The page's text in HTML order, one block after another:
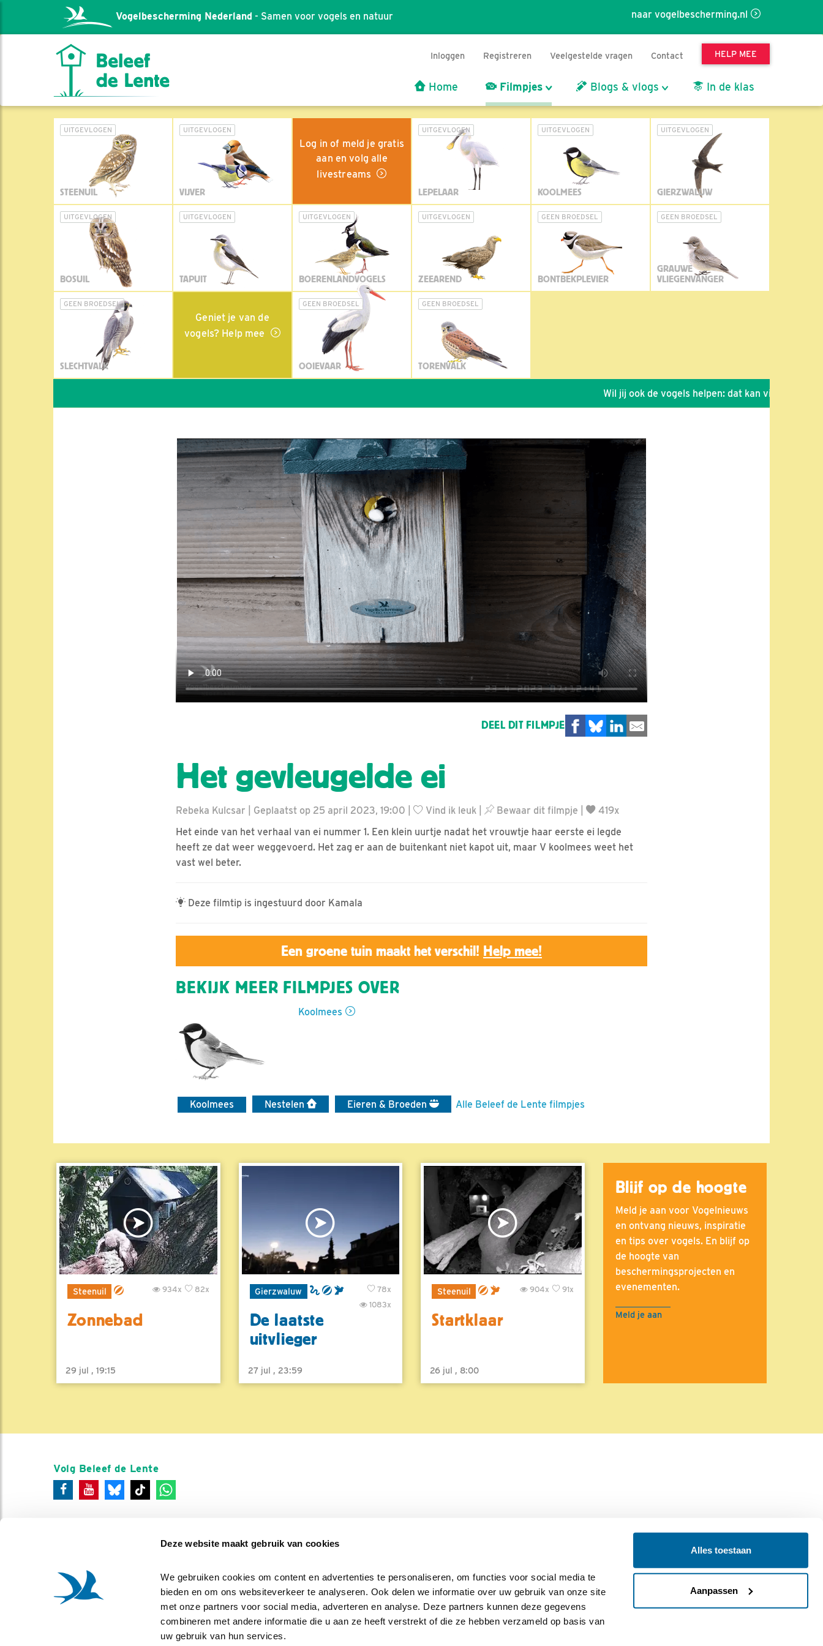
Deze website maakt gebruik van cookies
We gebruiken cookies om content en advertenties te personaliseren, om functies voor social media te
bieden en om ons websiteverkeer te analyseren. Ook delen we informatie over uw gebruik van onze site
met onze partners voor social media, adverteren en analyse. Deze partners kunnen deze gegevens
combineren met andere informatie die u aan ze heeft verstrekt of die ze hebben verzameld op basis van
uw gebruik van hun services.
Alles toestaan
Aanpassen
naar vogelbescherming.nl
Vogelbescherming Nederland - Samen voor vogels en natuur
Inloggen Registreren Veelgestelde vragen Contact HELP MEE
Home Filmpjes Blogs & vlogs In de klas
UITGEVLOGEN
STEENUIL
UITGEVLOGEN
VIJVER
Log in of meld je gratis
aan en volg alle
livestreams
UITGEVLOGEN
LEPELAAR
UITGEVLOGEN
KOOLMEES
UITGEVLOGEN
GIERZWALUW
UITGEVLOGEN
BOSUIL
UITGEVLOGEN
TAPUIT
UITGEVLOGEN
BOERENLANDVOGELS
UITGEVLOGEN
ZEEAREND
GEEN BROEDSEL
BONTBEKPLEVIER
GEEN BROEDSEL
GRAUWE
VLIEGENVANGER
GEEN BROEDSEL
SLECHTVALK
Geniet je van de
vogels? Help mee
GEEN BROEDSEL
OOIEVAAR
GEEN BROEDSEL
TORENVALK
Wil jij ook de vogels helpen: dat kan via de link!
DEEL DIT FILMPJE
Het gevleugelde ei
Rebeka Kulcsar | Geplaatst op 25 april 2023, 19:00 | Vind ik leuk Bewaar dit filmpje
419x
Het einde van het verhaal van ei nummer 1. Een klein uurtje nadat het vrouwtje haar eerste ei legde
heeft ze dat weer weggevoerd. Het zag er aan de buitenkant niet kapot uit, maar V koolmees weet het
vast wel beter.
Deze filmtip is ingestuurd door Kamala
Een groene tuin maakt het verschil! Help mee!
BEKIJK MEER FILMPJES OVER
Koolmees
Koolmees Nestelen Eieren & Broeden Alle Beleef de Lente filmpjes
Steenuil 82x
934x
Zonnebad
29 jul , 19:15
Gierzwaluw
78x
1083x
De laatste
uitvlieger
27 jul , 23:59
Steenuil 91x
904x
Startklaar
26 jul , 8:00
Blijf op de hoogte
Meld je aan voor Vogelnieuws
en ontvang nieuws, inspiratie
en tips over vogels. En blijf op
de hoogte van
beschermingsprojecten en
evenementen.
Meld je aan
Volg Beleef de Lente
Colofon